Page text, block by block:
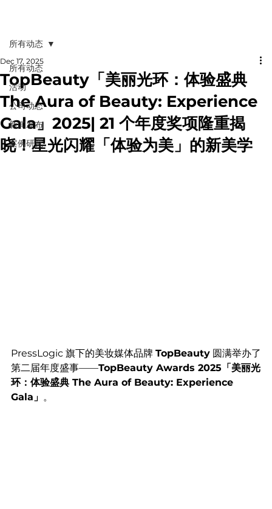
所有动态
活动
公司动态
新闻发布
案例研究
所有动态
TopBeauty「美丽光环：体验盛典
The Aura of Beauty: Experience
Gala」2025| 21 个年度奖项隆重揭
晓！星光闪耀「体验为美」的新美学
Dec 17, 2025
PressLogic 旗下的美妆媒体品牌 TopBeauty 圆满举办了
第二届年度盛事——TopBeauty Awards 2025「美丽光
环：体验盛典 The Aura of Beauty: Experience
Gala」 。